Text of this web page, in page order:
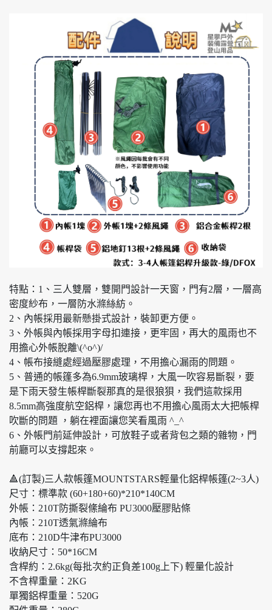
特點：1、三人雙層，雙開門設計一天窗，門有2層，一層高
密度紗布，一層防水滌絲紡。
2、內帳採用最新懸掛式設計，裝卸更方便。
3、外帳與內帳採用字母扣連接，更牢固，再大的風雨也不
用擔心外帳脫離\(^o^)/
4、帳布接縫處經過壓膠處理，不用擔心漏雨的問題。
5、普通的帳篷多為6.9mm玻璃桿，大風一吹容易斷裂，要
是下雨天發生帳桿斷裂那真的是很狼狽，我們這款採用
8.5mm高強度航空鋁桿，讓您再也不用擔心風雨太大把帳桿
吹斷的問題 ，躺在裡面讓您笑看風雨 ^_^
6、外帳門前延伸設計，可放鞋子或者背包之類的雜物，門
前廳可以支撐起來。
🔺(訂製)三人款帳篷MOUNTSTARS輕量化鋁桿帳篷(2~3人)
尺寸：標準款 (60+180+60)*210*140CM
外帳：210T防撕裂絛綸布 PU3000壓膠貼條
內帳：210T透氣滌綸布
底布：210D牛津布PU3000
收納尺寸：50*16CM
含桿約：2.6kg(每批次約正負差100g上下) 輕量化設計
不含桿重量：2KG
單獨鋁桿重量：520G